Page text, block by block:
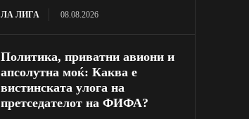
ЛА ЛИГА 08.08.2026
Политика, приватни авиони и
апсолутна моќ: Каква е
вистинската улога на
претседателот на ФИФА?